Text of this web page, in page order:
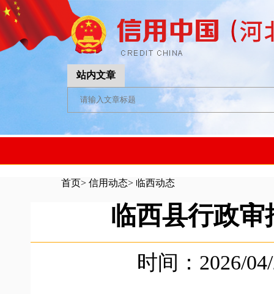
站内文章
首页> 信用动态> 临西动态
临西县行政
时间：2026/